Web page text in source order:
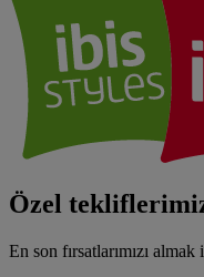
Özel
En son fırsatlarımızı